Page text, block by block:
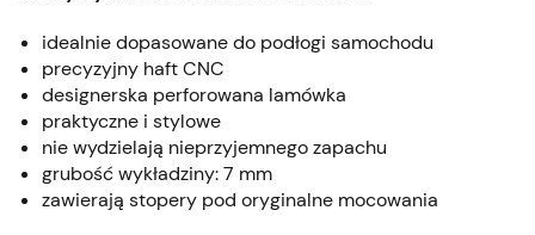
idealnie dopasowane do podłogi samochodu
precyzyjny haft CNC
designerska perforowana lamówka
praktyczne i stylowe
nie wydzielają nieprzyjemnego zapachu
grubość wykładziny: 7 mm
zawierają stopery pod oryginalne mocowania